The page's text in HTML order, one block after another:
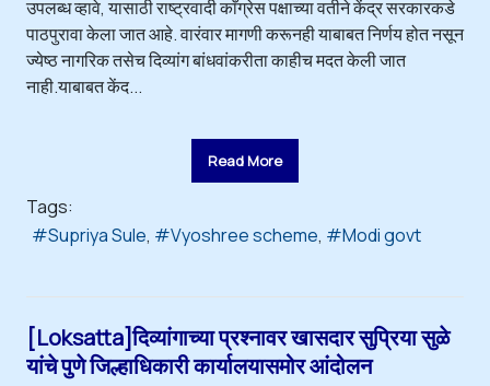
उपलब्ध व्हावे, यासाठी राष्ट्रवादी काँग्रेस पक्षाच्या वतीने केंद्र सरकारकडे
पाठपुरावा केला जात आहे. वारंवार मागणी करूनही याबाबत निर्णय होत नसून
ज्येष्ठ नागरिक तसेच दिव्यांग बांधवांकरीता काहीच मदत केली जात
नाही.याबाबत केंद...
Read More
Tags:
Supriya Sule
Vyoshree scheme Modi govt
[Loksatta]दिव्यांगाच्या प्रश्नावर खासदार सुप्रिया सुळे
यांचे पुणे जिल्हाधिकारी कार्यालयासमोर आंदोलन